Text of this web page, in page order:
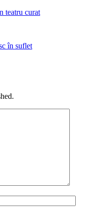
teatru curat
în suflet